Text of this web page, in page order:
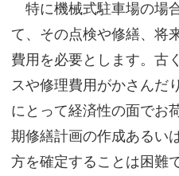
特に機械式駐車場の場
て、その点検や修繕、将
費用を必要とします。古
スや修理費用がかさんだ
にとって経済性の面でお
期修繕計画の作成あるい
方を確定することは困難